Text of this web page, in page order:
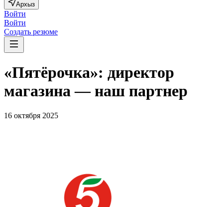
Архыз
Войти
Войти
Создать резюме
«Пятёрочка»: директор
магазина — наш партнер
16 октября 2025